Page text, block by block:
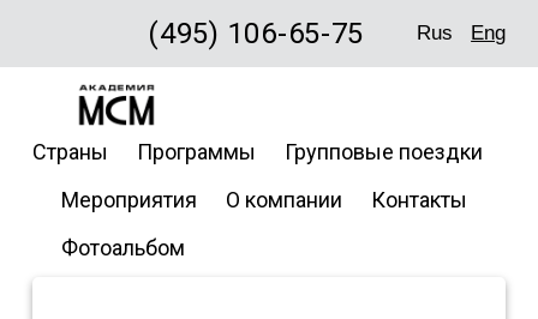
(495) 106-65-75 Rus Eng
Страны Программы
Групповые поездки
Мероприятия
О компании
Контакты
Фотоальбом
Radboud
University